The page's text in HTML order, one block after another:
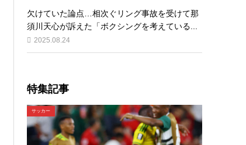
欠けていた論点…相次ぐリング事故を受けて那
須川天心が訴えた「ボクシングを考えている...
2025.08.24
特集記事
サッカー